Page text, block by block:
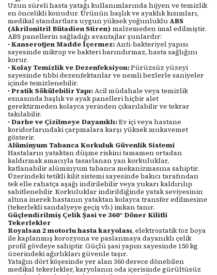
Uzun süreli hasta yatağı kullanımlarında hijyen ve temizlik
en öncelikli konudur. Ürünün başlık ve ayaklık kısımları,
medikal standartlara uygun yüksek yoğunluklu ABS
(Akrilonitril Bütadien Stiren) malzemeden imal edilmiştir.
ABS panellerin sağladığı avantajlar şunlardır:
· Kanserotjen Madde İçermez:Anti-bakteriyel yapısı
sayesinde mikrop ve bakteri barındırmaz, hasta sağlığını
korur.
· Kolay Temizlik ve Dezenfeksiyon:Pürüzsüz yüzeyi
sayesinde tıbbi dezenfektanlar ve nemli bezlerle saniyeler
içinde temizlenebilir.
· Pratik Sökülebilir Yapı:Acil müdahale veya temizlik
esnasında başlık ve ayak panelleri hiçbir alet
gerektirmeden kolayca yerinden çıkarılabilir ve tekrar
takılabilir.
· Darbe ve Çizilmeye Dayanıklı:Ev içi veya hastane
koridorlarındaki çarpmalara karşı yüksek mukavemet
gösterir.
Alüminyum Tabanca Korkuluk Güvenlik Sistemi
Hastaların yataktan düşme riskini tamamen ortadan
kaldırmak amacıyla tasarlanan yan korkuluklar,
katlanabilir alüminyum tabanca mekanizmasına sahiptir.
Üzerindeki tetikli kilit sistemi sayesinde bakıcı tarafından
tek elle rahatça aşağı indirilebilir veya yukarı kaldırılıp
sabitlenebilir. Korkuluklar indirildiğinde yatak seviyesinin
altına inerek hastanın yataktan kolayca transfer edilmesine
(tekerlekli sandalyeye geçiş vb.) imkan tanır.
Güçlendirilmiş Çelik Şasi ve 360° Döner Kilitli
Tekerlekler
Royalsan 2 motorlu hasta karyolası, elektrostatik toz boya
ile kaplanmış korozyona ve paslanmaya dayanıklı çelik
profil gövdeye sahiptir. Güçlü şasi yapısı sayesinde 150 kg
üzerindeki ağırlıkları güvenle taşır.
Yatağın dört köşesinde yer alan 360 derece dönebilen
medikal tekerlekler, karyolanın oda içerisinde gürültüsüz